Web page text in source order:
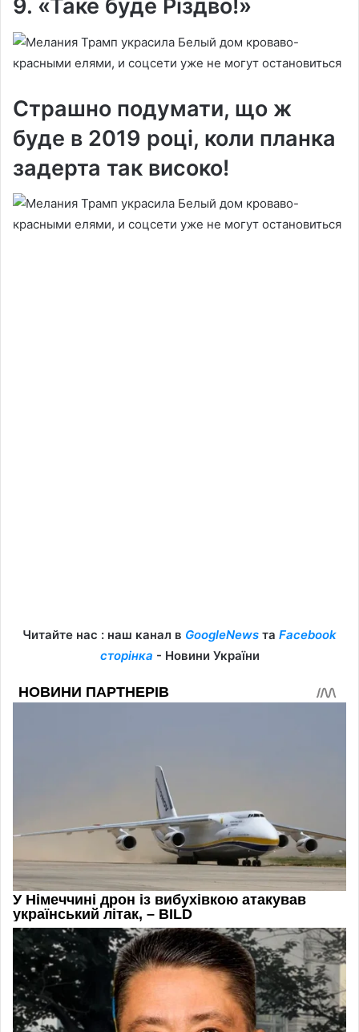
9. «Таке буде Різдво!»
Страшно подумати, що ж
буде в 2019 році, коли планка
задерта так високо!
Читайте нас : наш канал в GoogleNews та Facebook
сторінка - Новини України